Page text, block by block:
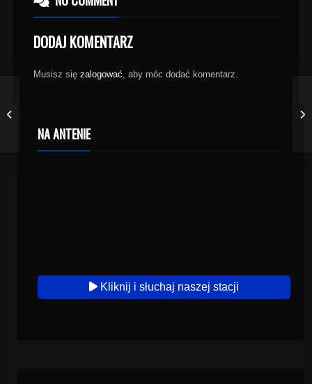
DODAJ KOMENTARZ
Musisz się zalogować, aby móc dodać komentarz.
NA ANTENIE
Kliknij i słuchaj naszej stacji